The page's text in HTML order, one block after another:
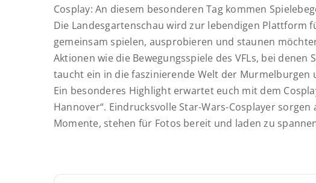
Cosplay: An diesem besonderen Tag kommen
Die Landesgartenschau wird zur lebendigen Plattform
gemeinsam spielen, ausprobieren und staunen
Aktionen wie die Bewegungsspiele des VFLs, bei denen
taucht ein in die faszinierende Welt der Murmelburgen
Ein besonderes Highlight erwartet euch mit dem
Hannover“. Eindrucksvolle Star-Wars-Cosplayer
Momente, stehen für Fotos bereit und laden zu